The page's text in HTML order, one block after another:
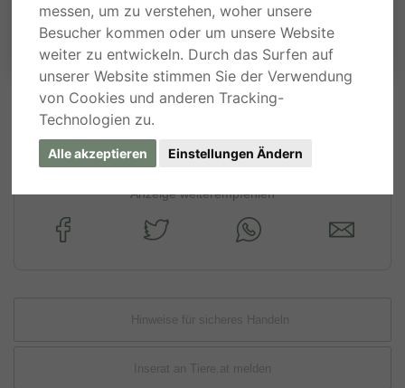
messen, um zu verstehen, woher unsere
Besucher kommen oder um unsere Website
weiter zu entwickeln. Durch das Surfen auf
unserer Website stimmen Sie der Verwendung
von Cookies und anderen Tracking-
Technologien zu.
Alle akzeptieren Einstellungen Ändern
Anzeige weiterempfehlen
Hinweise für sicheres Handeln
Inserat an Tiere.at melden